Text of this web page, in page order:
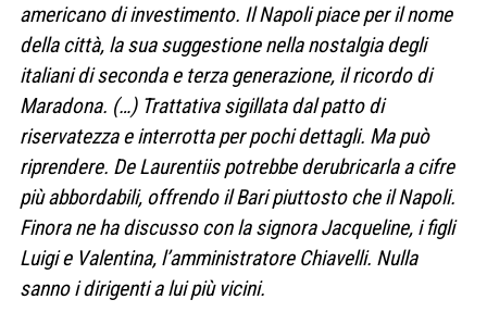
americano di investimento. Il Napoli piace per il nome
della città, la sua suggestione nellanostalgia degli
italiani di seconda e terza generazione, il ricordo di
Maradona. (…) Trattativa sigillata dal patto di
riservatezza e interrotta perpochi dettagli. Ma può
riprendere. De Laurentiis potrebbe derubricarla a cifre
più abbordabili, offrendo il Bari piuttosto che il Napoli.
Finora neha discusso con la signora Jacqueline, i figli
Luigi e Valentina, l’amministratore Chiavelli. Nulla
sanno i dirigenti a lui più vicini.